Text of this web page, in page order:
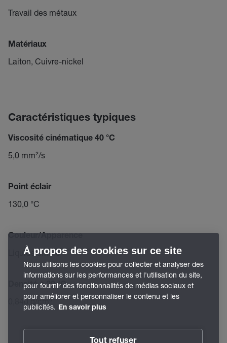
Travail des métaux
Matériaux
Laiton, Cuivre-nickel
Caractéristiques typiques
Viscosité cinématique 40 °C
5,0 mm²/s
Point éclair
130,0 °C
Couleur/Apparence
Liquide ambré
Densité à 20 °C
0,840 g/cm³
À propos des cookies sur ce site
Nous utilisons les cookies pour collecter et analyser des
informations sur les performances et l'utilisation du site,
pour fournir des fonctionnalités de médias sociaux et
pour améliorer et personnaliser le contenu et les
publicités. En savoir plus